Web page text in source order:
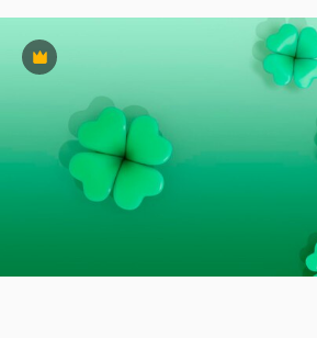
Premium